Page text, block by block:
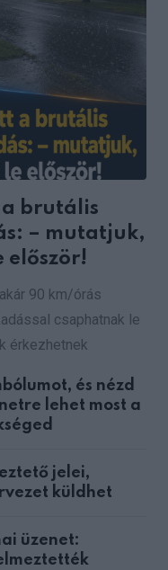
brutális
– mutatjuk,
először!
90 km/órás
csaphatnak le
érkezhetnek
és nézd
lehet most a
jelei,
küldhet
üzenet: